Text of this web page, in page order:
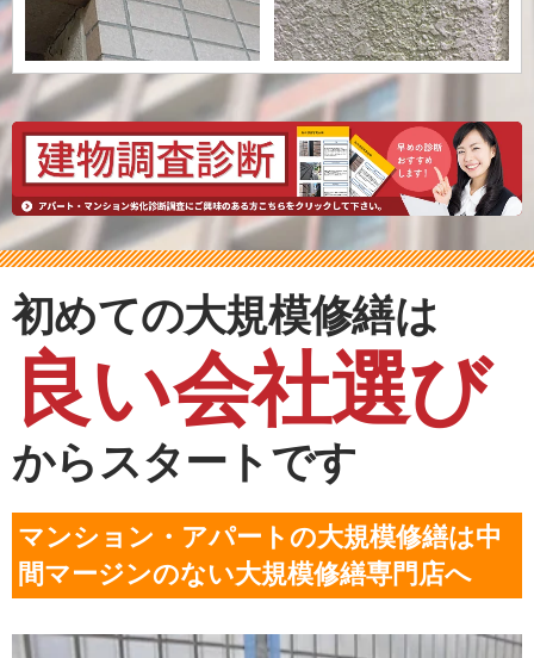
初めての大規模修繕は
良い会社選び
からスタートです
マンション・アパートの大規模修繕は中
間マージンのない大規模修繕専門店へ